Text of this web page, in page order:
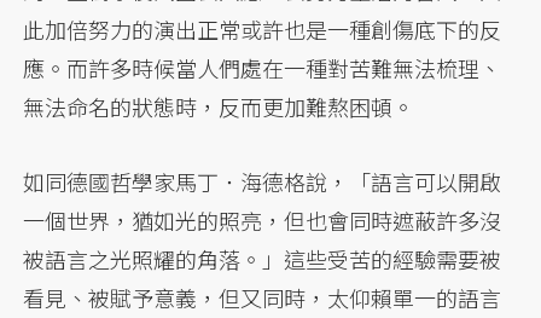
此加倍努力的演出正常或許也是一種創傷底下的反
應。而許多時候當人們處在一種對苦難無法梳理、
無法命名的狀態時，反而更加難熬困頓。
如同德國哲學家馬丁．海德格說，「語言可以開啟
一個世界，猶如光的照亮，但也會同時遮蔽許多沒
被語言之光照耀的角落。」這些受苦的經驗需要被
看見、被賦予意義，但又同時，太仰賴單一的語言